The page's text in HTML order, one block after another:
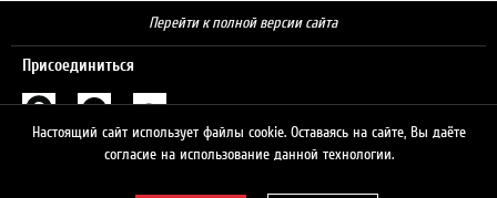
Перейти к полной версии сайта
Присоединиться
Настоящий сайт использует файлы cookie. Оставаясь на сайте, Вы даёте
согласие на использование данной технологии.